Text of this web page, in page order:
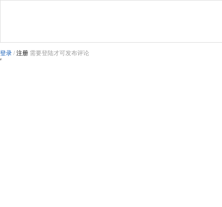
登录 / 注册 需要登陆才可发布评论